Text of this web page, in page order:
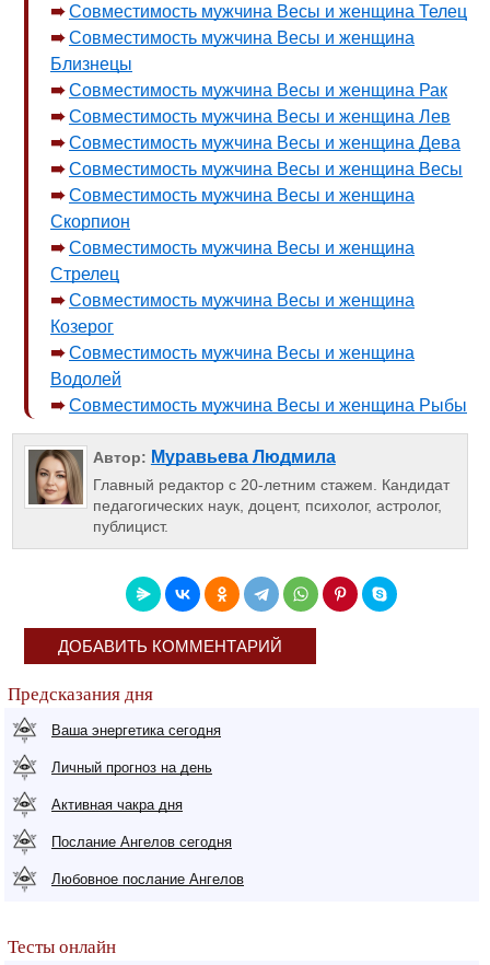
Совместимость мужчина Весы и женщина Телец
Совместимость мужчина Весы и женщина
Близнецы
Совместимость мужчина Весы и женщина Рак
Совместимость мужчина Весы и женщина Лев
Совместимость мужчина Весы и женщина Дева
Совместимость мужчина Весы и женщина Весы
Совместимость мужчина Весы и женщина
Скорпион
Совместимость мужчина Весы и женщина
Стрелец
Совместимость мужчина Весы и женщина
Козерог
Совместимость мужчина Весы и женщина
Водолей
Совместимость мужчина Весы и женщина Рыбы
Автор: Муравьева Людмила
Главный редактор с 20-летним стажем. Кандидат
педагогических наук, доцент, психолог, астролог,
публицист.
ДОБАВИТЬ КОММЕНТАРИЙ
Предсказания дня
Ваша энергетика сегодня
Личный прогноз на день
Активная чакра дня
Послание Ангелов сегодня
Любовное послание Ангелов
Тесты онлайн